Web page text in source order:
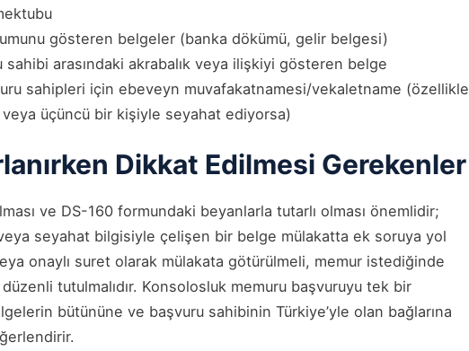
gösteren belgeler (banka dökümü, gelir belgesi)
sahibi arasındaki akrabalık veya ilişkiyi gösteren belge
sahipleri için ebeveyn muvafakatnamesi/vekaletname (özellikle
üçüncü bir kişiyle seyahat ediyorsa)
Dikkat Edilmesi Gerekenler
ve DS-160 formundaki beyanlarla tutarlı olması önemlidir;
seyahat bilgisiyle çelişen bir belge mülakatta ek soruya yol
onaylı suret olarak mülakata götürülmeli, memur istediğinde
tutulmalıdır. Konsolosluk memuru başvuruyu tek bir
bütününe ve başvuru sahibinin Türkiye’yle olan bağlarına